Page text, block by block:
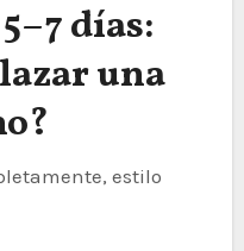
días:
una
estilo